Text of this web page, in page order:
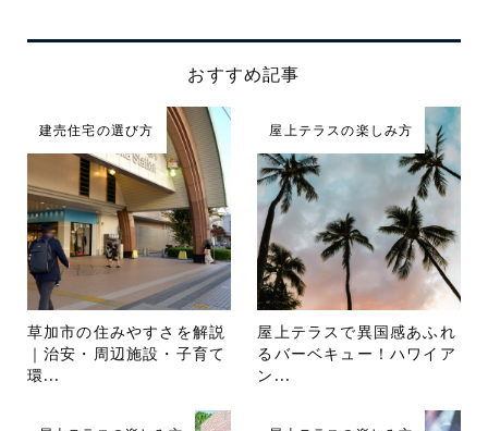
おすすめ記事
建売住宅の選び方
草加市の住みやすさを解説
｜治安・周辺施設・子育て
環...
屋上テラスの楽しみ方
屋上テラスで異国感あふれ
るバーベキュー！ハワイア
ン...